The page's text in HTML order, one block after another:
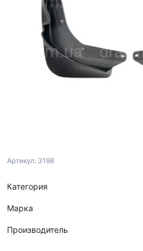
Артикул: 3198
Категория
Марка
Производитель